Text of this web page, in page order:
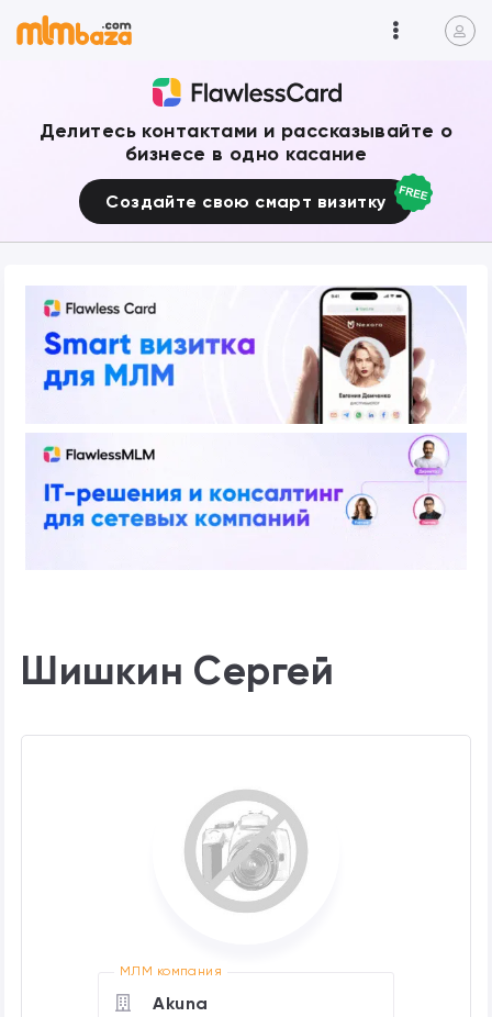
Делитесь контактами и рассказывайте о
бизнесе в одно касание
Создайте свою смарт визитку
Шишкин Сергей
МЛМ компания
Akuna